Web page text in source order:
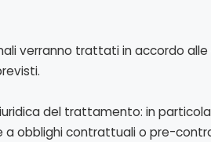
verranno trattati in accordo
del trattamento: in
a obblighi contrattuali o pre-